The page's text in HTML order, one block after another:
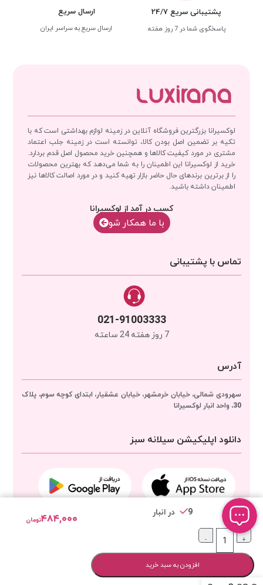
9 در انبار
- +
افزودن به سبد خرید
تومان۴۸۴,۰۰۰
پشتیبانی سریع 24/7
پاسخگوی شما در 7 روز هفته
ارسال سریع
ارسال سریع به سراسر ایران
لوکسیرانا بزرگترین فروشگاه آنلاین در زمینه لوازم بهداشتی است که با
تکیه بر تضمین اصل بودن کالا، توانسته است در زمینه جلب اعتماد
مشتری در مورد کیفیت کالاها و همچنین خرید محصول اصل قدم بردارد.
خرید از لوکسیرانا این اطمینان را به شما می‌دهد که بهترین محصولات
را از برترین برندهای حال حاضر بازار تهیه کنید و در مورد اصالت کالاها نیز
اطمینان داشته باشید.
کسب در آمد از لوکسیرانا
با‌‌ ما همکار شو
تماس با پشتیبانی
021-91003333
7 روز هفته 24 ساعته
آدرس
سهرودی شمالی، خیابان خرمشهر، خیابان عشقیار، ابتدای کوچه سوم، پلاک
30، واحد انبار
لوکسیرانا
دانلود اپلیکیشن سیلانه سبز
مجوزهای لوکسیرانا